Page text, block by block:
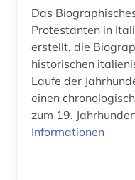
somalia (1)
sprachatlas (1)
Das
Protestanten in
erstellt, die
historischen
Laufe der
einen
zum 19.
Informationen